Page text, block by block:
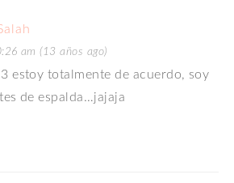
am (13 años ago)
estoy totalmente de acuerdo, soy
de espalda…jajaja